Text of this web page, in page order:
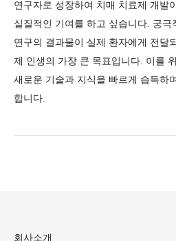
연구자로 성장하여 치매 치료제 개발
실질적인 기여를 하고 싶습니다. 궁극
연구의 결과물이 실제 환자에게 전달
제 인생의 가장 큰 목표입니다. 이를
새로운 기술과 지식을 빠르게 습득하
합니다.
회사소개